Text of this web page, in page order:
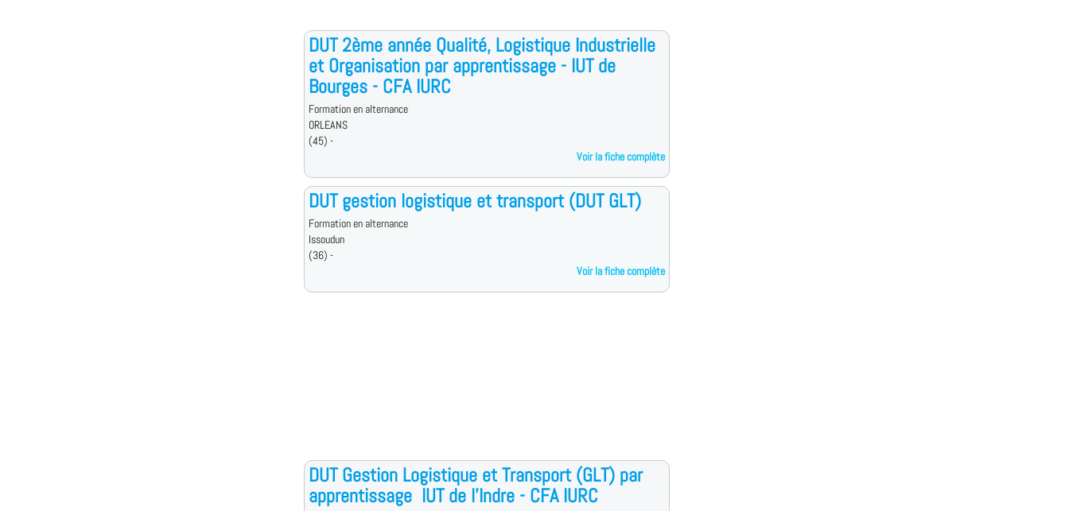
DUT 2ème année Qualité, Logistique Industrielle
et Organisation par apprentissage - IUT de
Bourges - CFA IURC
Formation en alternance
ORLEANS
(45) -
Voir la fiche complète
DUT gestion logistique et transport (DUT GLT)
Formation en alternance
Issoudun
(36) -
Voir la fiche complète
DUT Gestion Logistique et Transport (GLT) par
apprentissage  IUT de l'Indre - CFA IURC